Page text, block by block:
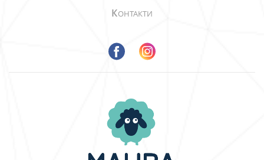
КОНТАКТИ